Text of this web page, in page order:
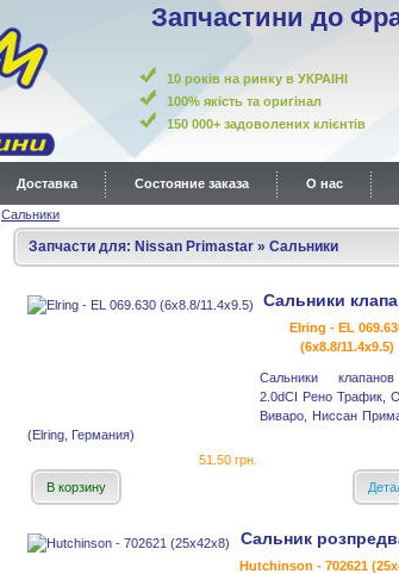
Запчастини до
10 років на ринку
100% якість та
150 000+ задоволених
Доставка Состояние заказа О нас
Сальники
Запчасти для: Nissan Primastar » Сальники
Сальники
Elring - EL
(6x8.8/11.4x9.5)
Сальники
2.0dCI Рено Трафик,
Виваро, Ниссан
(Elring, Германия)
51.50 грн.
В корзину
Сальник
Hutchinson - 702621